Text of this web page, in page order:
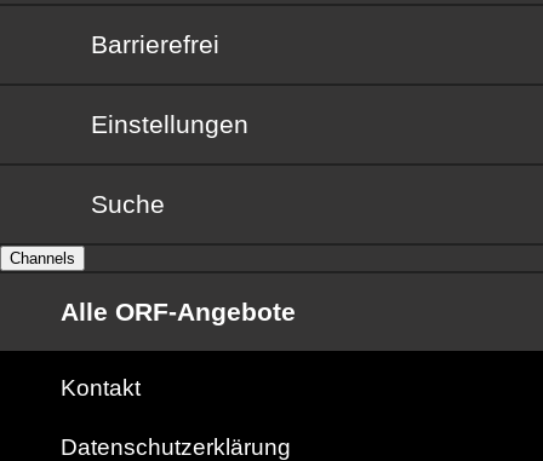
Barrierefrei
Barrierefrei
Einstellungen
Suche
Channels
Alle ORF-Angebote
Kontakt
Datenschutzerklärung